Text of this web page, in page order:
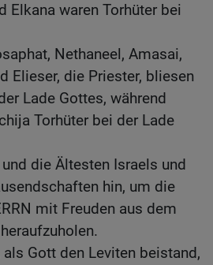
Elkana waren Torhüter bei
Nethaneel, Amasai,
Elieser, die Priester, bliesen
Lade Gottes, während
Torhüter bei der Lade
die Ältesten Israels und
hin, um die
mit Freuden aus dem
als Gott den Leviten beistand,